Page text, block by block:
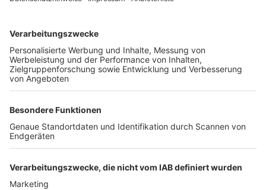
Freiburger Wochenbericht
Der Wochenbericht
wurde zum 31. Juli 2026
eingestellt.